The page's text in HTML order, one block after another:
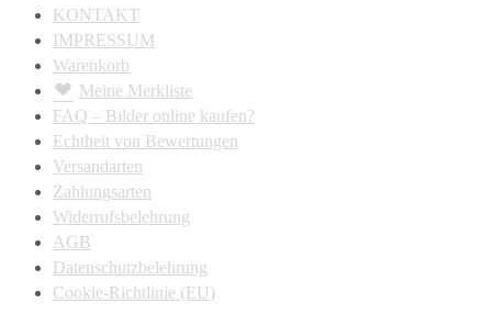
KONTAKT
IMPRESSUM
Warenkorb
Meine Merkliste
FAQ – Bilder online kaufen?
Echtheit von Bewertungen
Versandarten
Zahlungsarten
Widerrufsbelehrung
AGB
Datenschutzbelehrung
Cookie-Richtlinie (EU)